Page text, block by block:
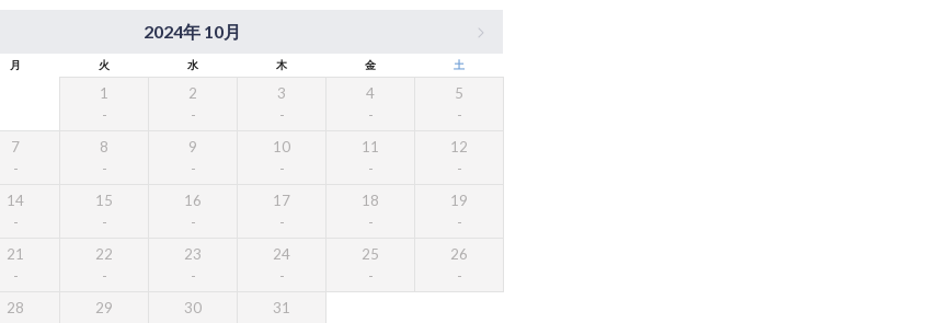
2024年 10月
月 火 水 木 金 土
1 2 3 4 5
7 8 9 10 11 12
14 15 16 17 18 19
21 22 23 24 25 26
28 29 30 31